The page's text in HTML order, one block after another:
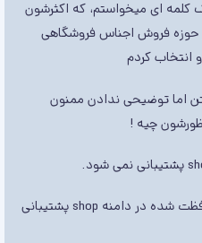
ای میخواستم، که اکثرشون
حوزه فروش اجناس فروشگاهی
اما توضیحی ندادن ممنون
چیه !
امکان ثبت دامنه به صورت محافظت شده در دامنه shop پشتیبانی